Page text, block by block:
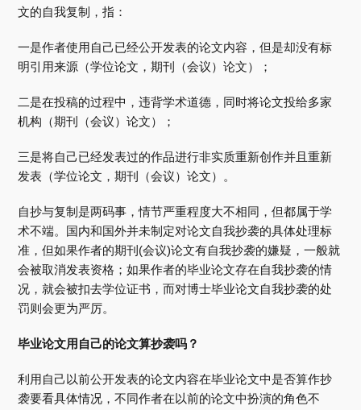
文的自我复制，指：
一是作者使用自己已经公开发表的论文内容，但是却没有标
明引用来源（学位论文，期刊（会议）论文）；
二是在投稿的过程中，违背学术道德，同时将论文投给多家
机构（期刊（会议）论文）；
三是将自己已经发表过的作品进行非实质重新创作并且重新
发表（学位论文，期刊（会议）论文）。
自抄与复制是两码事，情节严重程度大不相同，但都属于学
术不端。国内和国外并未制定对论文自我抄袭的具体处理标
准，但如果作者的期刊(会议)论文有自我抄袭的嫌疑，一般就
会被取消发表资格；如果作者的毕业论文存在自我抄袭的情
况，就会被扣去学位证书，而对博士毕业论文自我抄袭的处
罚则会更为严厉。
毕业论文用自己的论文算抄袭吗？
利用自己以前公开发表的论文内容在毕业论文中是否算作抄
袭要看具体情况，不同作者在以前的论文中扮演的角色不